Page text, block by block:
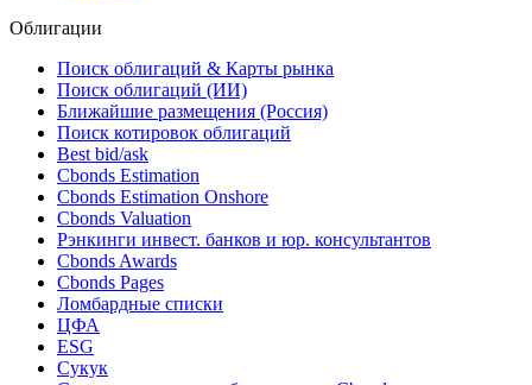
Облигации
Поиск облигаций & Карты рынка
Поиск облигаций (ИИ)
Ближайшие размещения (Россия)
Поиск котировок облигаций
Best bid/ask
Cbonds Estimation
Cbonds Estimation Onshore
Cbonds Valuation
Рэнкинги инвест. банков и юр. консультантов
Cbonds Awards
Cbonds Pages
Ломбардные списки
ЦФА
ESG
Сукук